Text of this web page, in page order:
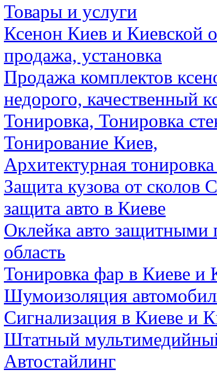
Товары и услуги
Ксенон Киев и Киевской
продажа, установка
Продажа комплектов
недорого, качественный
Тонировка, Тонировка
Тонирование Киев,
Архитектурная
Защита кузова от сколов
защита авто в Киеве
Оклейка авто защитными
область
Тонировка фар в Киеве и
Шумоизоляция
Сигнализация в Киеве и
Штатный
Автостайлинг